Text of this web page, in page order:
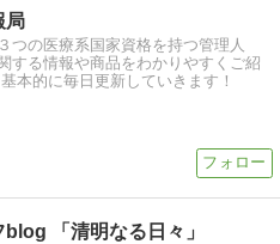
局
つの医療系国家資格を持つ管理人
する情報や商品をわかりやすくご紹
本的に毎日更新していきます！
「清明なる日々」